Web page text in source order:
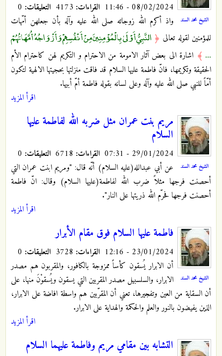
الشيخ محمد السند
08/02/2024 - 11:46 القراءات: التعليقات:
واذ أكرم الله زوجاته صلى الله عليه وآله بأن جعلهن أمّهات
للمؤمنين لقوله تعالى ﴿ النَّبِيُّ أَوْلَىٰ بِالْمُؤْمِنِينَ مِنْ أَنْفُسِهِمْ وَأَزْوَاجُهُ أُمَّهَاتُهُمْ
... ﴾ اشارة الى بعض آثار الامومة من الاحترام و التكريم لهن كاحترام الأم
الحقيقة وتكريمها، فانّ فاطمة عليها السلام قد فاقت منزلتها بحجيتها الالهية لتكون
أمّاً للنبي صلى الله عليه وآله وعلى لسانه بقوله فاطمة أمّ أبيها.
اقرأ المزيد
الشيخ محمد السند
مريم بنت عمران مثل ضربه الله لفاطمة عليها
السلام
29/01/2024 - 07:31 القراءات: التعليقات:
عن أبي عبدالله(عليه السلام) أنّه قال: "ومريم ابنت عمران التي
أحصنت فرجها مثلاً ضرب الله لفاطمة(عليها السلام) وقال: انّ فاطمة
أحصنت فرجها فحرّم الله ذريتها على النار".
اقرأ المزيد
الشيخ محمد السند
فاطمة عليها السلام فوق مقام الأبرار
23/01/2024 - 12:16 القراءات: التعليقات:
أن الابرار يُسقون كأساً ممزوجة بالكافور، والمقربون هم مصدر
الابرار، والسلسبيل مصدر المقربين التي يسقون ويُسقوْنَ منها، على
أن السقاية من العين وتفجيرها، تعني أن المقرّبين هم واسطة افاضة على الابرار،
الذين يفيضون بالنور والعلم والحكمة والهداية على الابرار.
اقرأ المزيد
التشابه بين مقامي مريم وفاطمة عليهما السلام